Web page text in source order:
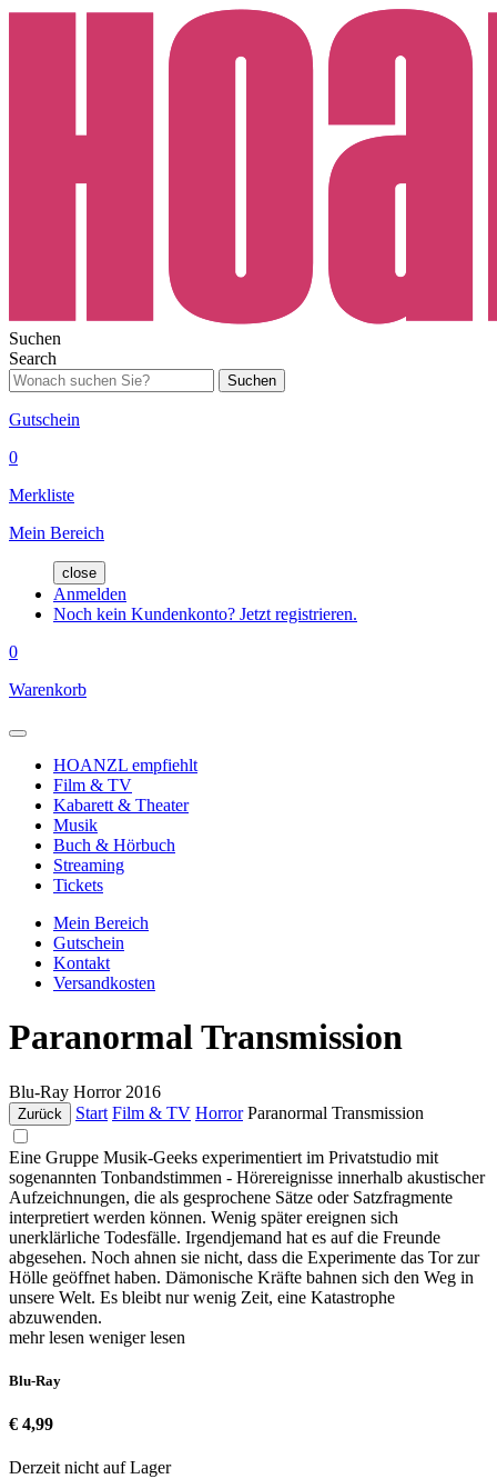
Suchen
Search
Suchen
Gutschein
0
Merkliste
Mein Bereich
close
Anmelden
Noch kein Kundenkonto? Jetzt registrieren.
0
Warenkorb
HOANZL empfiehlt
Film & TV
Kabarett & Theater
Musik
Buch & Hörbuch
Streaming
Tickets
Mein Bereich
Gutschein
Kontakt
Versandkosten
Paranormal Transmission
Blu-Ray Horror 2016
Zurück Start Film & TV Horror Paranormal Transmission
Eine Gruppe Musik-Geeks experimentiert im Privatstudio mit
sogenannten Tonbandstimmen - Hörereignisse innerhalb akustischer
Aufzeichnungen, die als gesprochene Sätze oder Satzfragmente
interpretiert werden können. Wenig später ereignen sich
unerklärliche Todesfälle. Irgendjemand hat es auf die Freunde
abgesehen. Noch ahnen sie nicht, dass die Experimente das Tor zur
Hölle geöffnet haben. Dämonische Kräfte bahnen sich den Weg in
unsere Welt. Es bleibt nur wenig Zeit, eine Katastrophe
abzuwenden.
mehr lesen weniger lesen
Blu-Ray
€ 4,99
Derzeit nicht auf Lager